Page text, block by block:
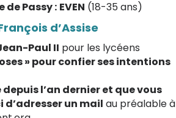
de Passy : EVEN (18-35 ans)
d’Assise
Paul II pour les lycéens
» pour confier ses intentions
l’an dernier et que vous
d’adresser un mail au préalable à